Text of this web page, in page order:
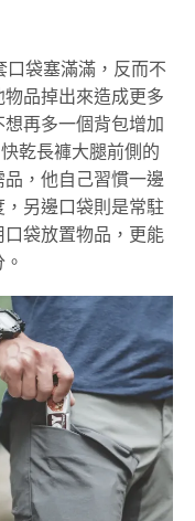
口袋塞滿滿，反而不
品掉出來造成更多
再多一個背包增加
乾長褲大腿前側的
，他自己習慣一邊
另邊口袋則是常駐
袋放置物品，更能